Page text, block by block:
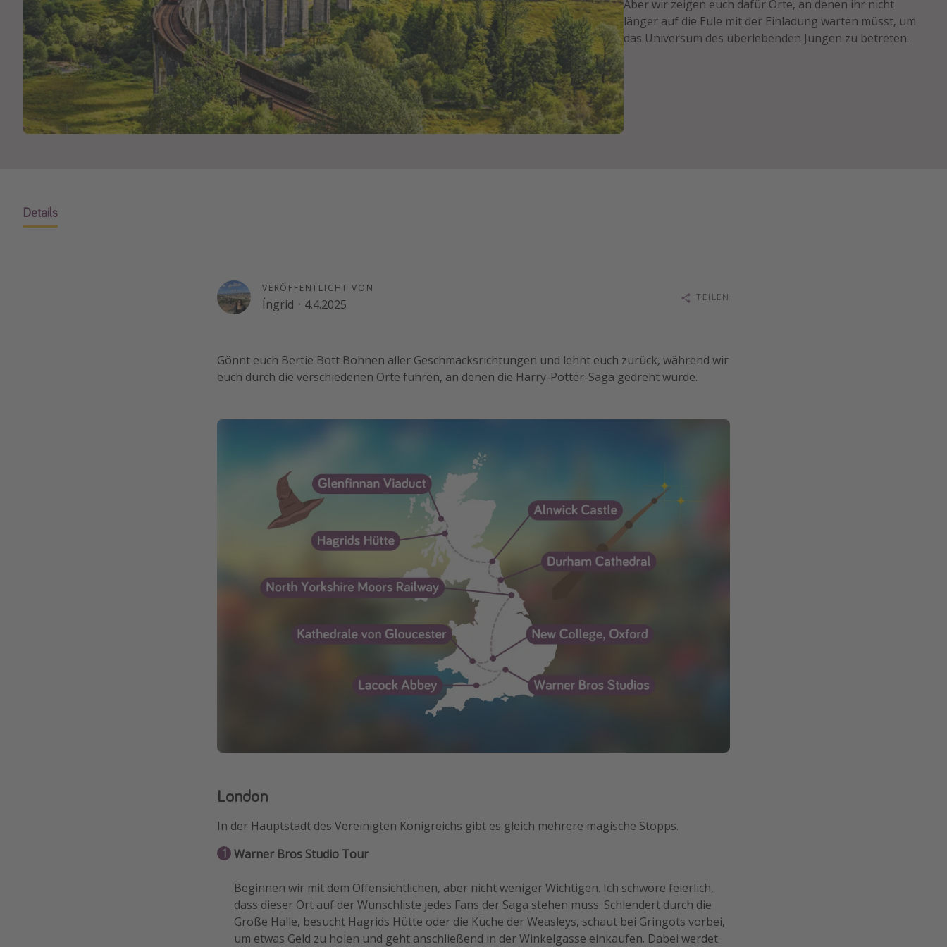
Aber wir zeigen euch dafür Orte, an denen ihr nicht
länger auf die Eule mit der Einladung warten müsst, um
das Universum des überlebenden Jungen zu betreten.
Details
VERÖFFENTLICHT VON
Íngrid · 4.4.2025 TEILEN
Gönnt euch Bertie Bott Bohnen aller Geschmacksrichtungen und lehnt euch zurück, während wir
euch durch die verschiedenen Orte führen, an denen die Harry-Potter-Saga gedreht wurde.
London
In der Hauptstadt des Vereinigten Königreichs gibt es gleich mehrere magische Stopps.
Warner Bros Studio Tour
Beginnen wir mit dem Offensichtlichen, aber nicht weniger Wichtigen. Ich schwöre feierlich,
dass dieser Ort auf der Wunschliste jedes Fans der Saga stehen muss. Schlendert durch die
Große Halle, besucht Hagrids Hütte oder die Küche der Weasleys, schaut bei Gringots vorbei,
um etwas Geld zu holen und geht anschließend in der Winkelgasse einkaufen. Dabei werdet